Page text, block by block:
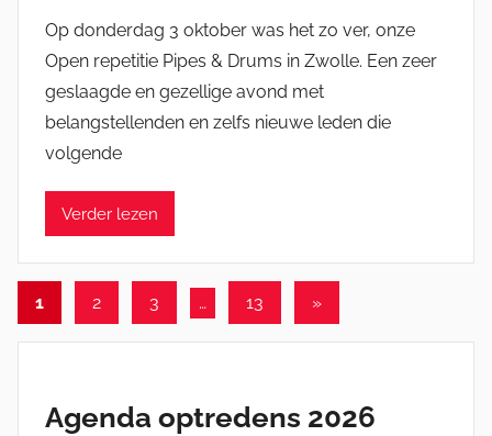
o
r
M
i
E
n
g
Op donderdag 3 oktober was het zo ver, onze
Open repetitie Pipes & Drums in Zwolle. Een zeer
geslaagde en gezellige avond met
belangstellenden en zelfs nieuwe leden die
volgende
Verder lezen
Berichten
paginering
1 2 3 … 13
Volgende
»
Agenda optredens 2026